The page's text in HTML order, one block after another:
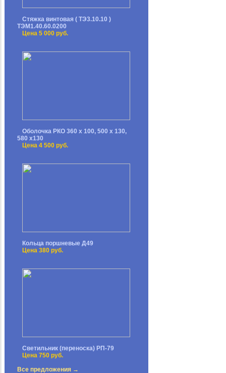
Стяжка винтовая ( ТЭ3.10.10 )
ТЭМ1.40.60.0200
Цена 5 000 руб.
Оболочка РКО 360 х 100, 500 х 130,
580 х130
Цена 4 500 руб.
Кольца поршневые Д49
Цена 380 руб.
Светильник (переноска) РП-79
Цена 750 руб.
Все предложения →